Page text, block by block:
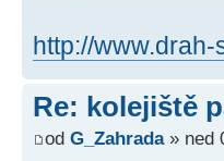
http://
Re: kolejiště
od G_Zahrada» ned